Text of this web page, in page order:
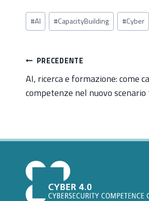
Tag
articolo:
#AI #CapacityBuilding #Cyber
Navigazione
articoli
PRECEDENTE
AI, ricerca e formazione: come
competenze nel nuovo scenario